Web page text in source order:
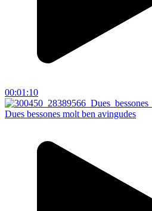
00:01:10
Dues bessones molt ben avingudes